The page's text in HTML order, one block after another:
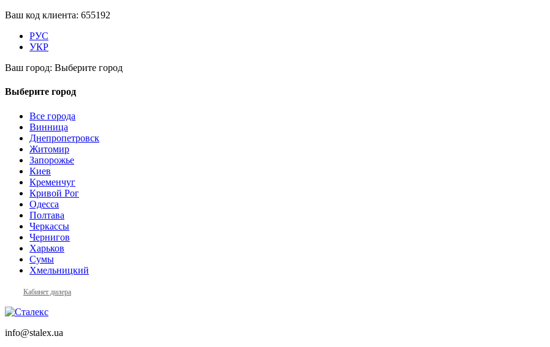
Ваш код клиента: 655192
РУС
УКР
Ваш город: Выберите город
Выберите город
Все города
Винница
Днепропетровск
Житомир
Запорожье
Киев
Кременчуг
Кривой Рог
Одесса
Полтава
Черкассы
Чернигов
Харьков
Сумы
Хмельницкий
Кабинет дилера
info@stalex.ua